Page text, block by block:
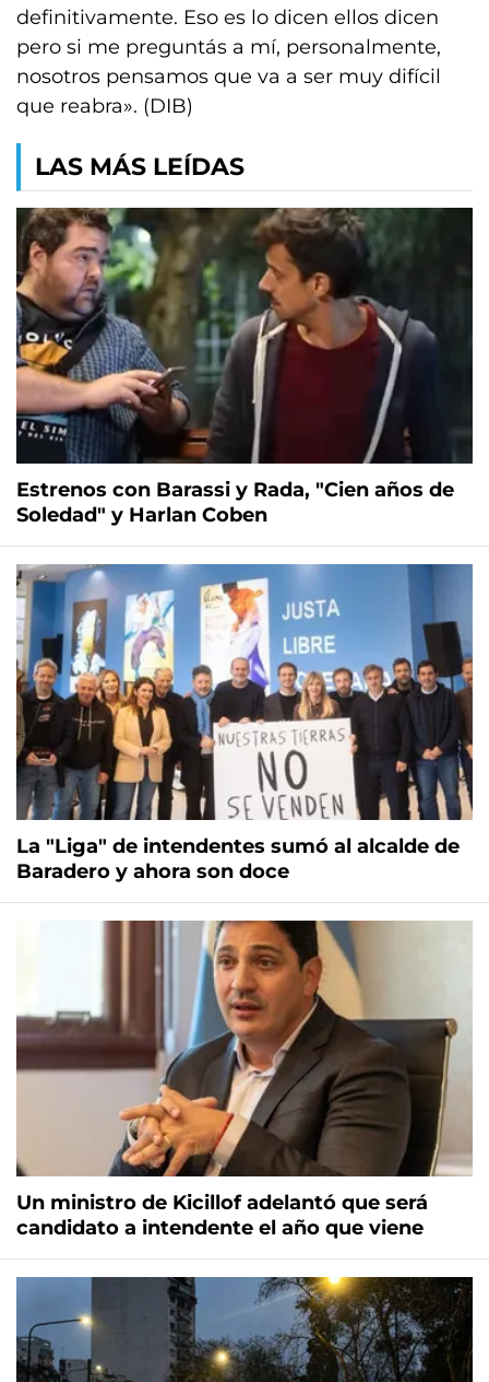
definitivamente. Eso es lo dicen ellos dicen
pero si me preguntás a mí, personalmente,
nosotros pensamos que va a ser muy difícil
que reabra». (DIB)
LAS MÁS LEÍDAS
Estrenos con Barassi y Rada, "Cien años de
Soledad" y Harlan Coben
La "Liga" de intendentes sumó al alcalde de
Baradero y ahora son doce
Un ministro de Kicillof adelantó que será
candidato a intendente el año que viene